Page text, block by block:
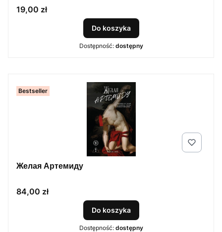
Cena
19,00 zł
Do koszyka
Dostępność: dostępny
Bestseller
Желая Артемиду
Cena
84,00 zł
Do koszyka
Dostępność: dostępny